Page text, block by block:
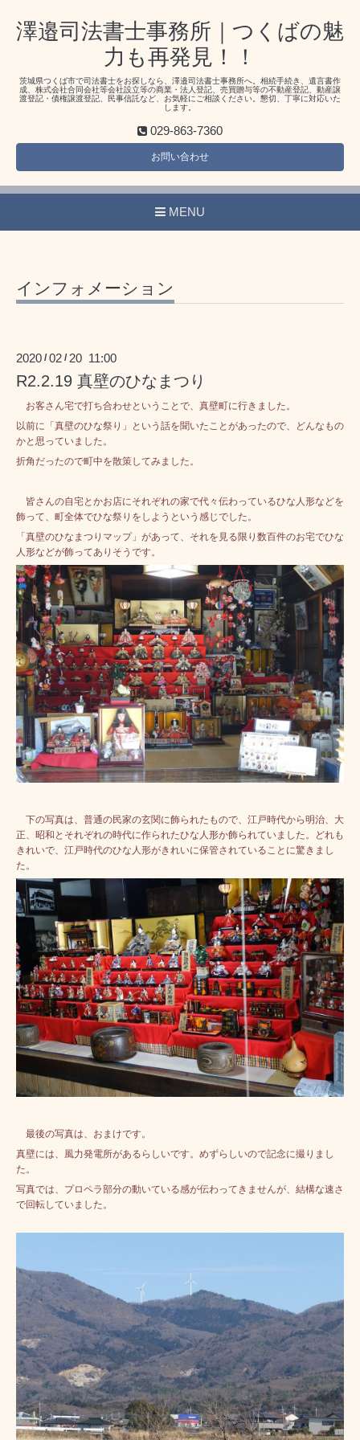
澤邉司法書士事務所｜つくばの魅
力も再発見！！
茨城県つくば市で司法書士をお探しなら、澤邉司法書士事務所へ。相続手続き、遺言書作
成、株式会社合同会社等会社設立等の商業・法人登記、売買贈与等の不動産登記、動産譲
渡登記・債権譲渡登記、民事信託など、お気軽にご相談ください。懇切、丁寧に対応いた
します。
029-863-7360
お問い合わせ
MENU
インフォメーション
2020 /02 / 20 11:00
R2.2.19 真壁のひなまつり
お客さん宅で打ち合わせということで、真壁町に行きました。
以前に「真壁のひな祭り」という話を聞いたことがあったので、どんなもの
かと思っていました。
折角だったので町中を散策してみました。
皆さんの自宅とかお店にそれぞれの家で代々伝わっているひな人形などを
飾って、町全体でひな祭りをしようという感じでした。
「真壁のひなまつりマップ」があって、それを見る限り数百件のお宅でひな
人形などが飾ってありそうです。
下の写真は、普通の民家の玄関に飾られたもので、江戸時代から明治、大
正、昭和とそれぞれの時代に作られたひな人形か飾られていました。
どれも
きれいで、江戸時代のひな人形がきれいに保管されていることに驚きまし
た。
最後の写真は、おまけです。
真壁には、風力発電所があるらしいです。めずらしいので記念に撮りまし
た。
写真では、プロペラ部分の動いている感が伝わってきませんが、結構な速さ
で回転していました。